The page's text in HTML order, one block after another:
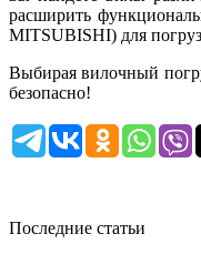
расширить
MITSUBISHI) для
Выбирая вилочный
безопасно!
Последние статьи